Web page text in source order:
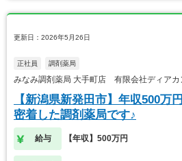
更新日：2026年5月26日
正社員 調剤薬局
みなみ調剤薬局 大手町店 有限会社ディアカ
【新潟県新発田市】年収500
密着した調剤薬局です♪
給与 【年収】500万円